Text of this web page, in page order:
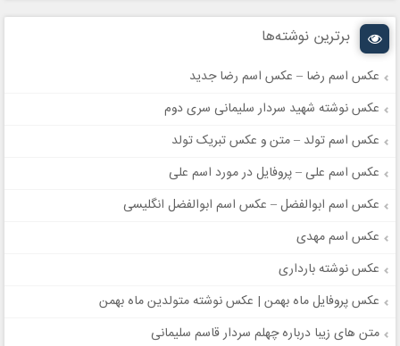
برترین نوشته‌ها
عکس اسم رضا – عکس اسم رضا جدید
عکس نوشته شهید سردار سلیمانی سری دوم
عکس اسم تولد – متن و عکس تبریک تولد
عکس اسم علی – پروفایل در مورد اسم علی
عکس اسم ابوالفضل – عکس اسم ابوالفضل انگلیسی
عکس اسم مهدی
عکس نوشته بارداری
عکس پروفایل ماه بهمن | عکس نوشته متولدین ماه بهمن
متن های زیبا درباره چهلم سردار قاسم سلیمانی